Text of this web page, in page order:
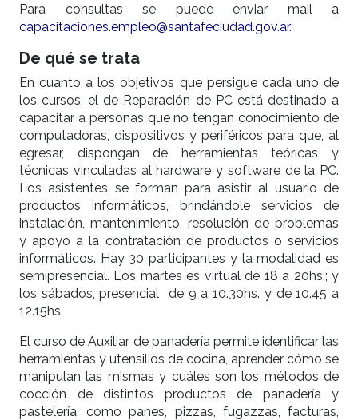
Para consultas se puede enviar mail a
capacitaciones.empleo@santafeciudad.gov.ar.
De qué se trata
En cuanto a los objetivos que persigue cada uno de
los cursos, el de Reparación de PC está destinado a
capacitar a personas que no tengan conocimiento de
computadoras, dispositivos y periféricos para que, al
egresar, dispongan de herramientas teóricas y
técnicas vinculadas al hardware y software de la PC.
Los asistentes se forman para asistir al usuario de
productos informáticos, brindándole servicios de
instalación, mantenimiento, resolución de problemas
y apoyo a la contratación de productos o servicios
informáticos. Hay 30 participantes y la modalidad es
semipresencial. Los martes es virtual de 18 a 20hs.; y
los sábados, presencial de 9 a 10.30hs. y de 10.45 a
12.15hs.
El curso de Auxiliar de panadería permite identificar las
herramientas y utensilios de cocina, aprender cómo se
manipulan las mismas y cuáles son los métodos de
cocción de distintos productos de panadería y
pastelería, como panes, pizzas, fugazzas, facturas,